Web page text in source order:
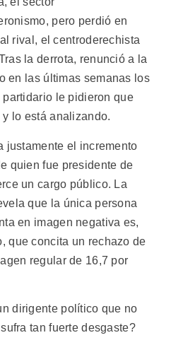
pero perdió en
rival, el centroderechista
la derrota, renunció a la
en las últimas semanas los
le pidieron que
lo está analizando.
justamente el incremento
quien fue presidente de
un cargo público. La
que la única persona
en imagen negativa es,
que concita un rechazo de
regular de 16,7 por
dirigente político que no
tan fuerte desgaste?